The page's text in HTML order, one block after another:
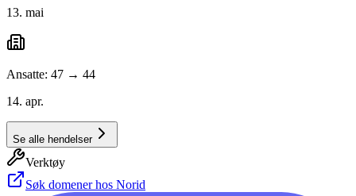
13. mai
Ansatte: 47 → 44
14. apr.
Se alle hendelser
Verktøy
Søk domener hos Norid